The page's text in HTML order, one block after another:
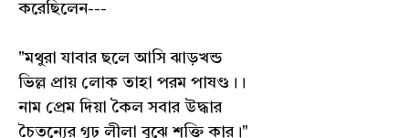
করেছিলেন---
"মথুরা যাবার ছলে আসি ঝাড়খন্ড
ভিল্ল প্রায় লোক তাহা পরম পাষণ্ড।।
নাম প্রেম দিয়া কৈল সবার উদ্ধার
চৈতন্যের গূঢ় লীলা বুঝে শক্তি কার।"